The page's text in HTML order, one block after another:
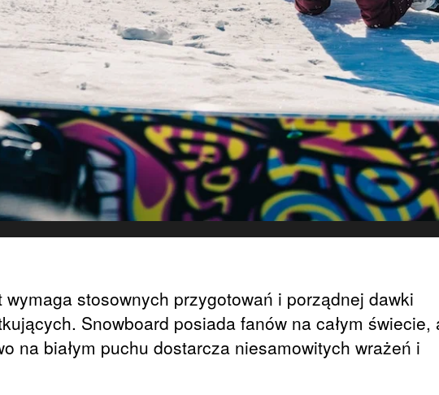
stosownych przygotowań i porządnej dawki
Snowboard posiada fanów na całym świecie,
na białym puchu dostarcza niesamowitych wrażeń i